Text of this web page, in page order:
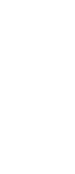
Als een
De
(niet
illorum, et
(niet
(niet
animam
eo